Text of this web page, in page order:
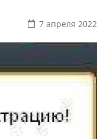
7 апреля